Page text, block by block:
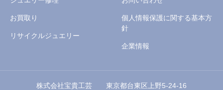
お買取り
リサイクルジュエリー
個人情報保護に関する基本方
針
企業情報
株式会社宝貴工芸 東京都台東区上野5-24-16